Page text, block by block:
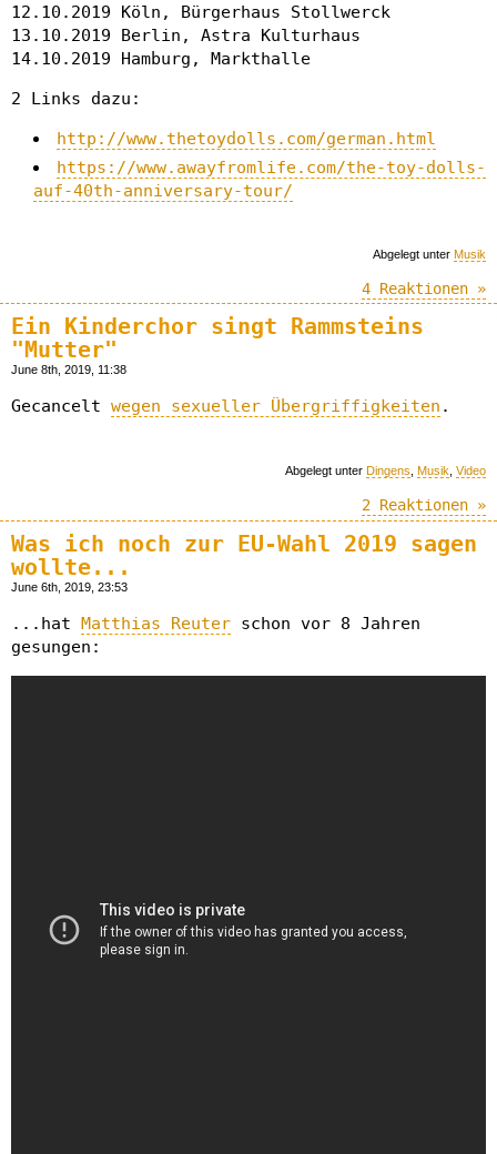
12.10.2019 Köln, Bürgerhaus Stollwerck
13.10.2019 Berlin, Astra Kulturhaus
14.10.2019 Hamburg, Markthalle
2 Links dazu:
http://www.thetoydolls.com/german.html
https://www.awayfromlife.com/the-toy-dolls-
auf-40th-anniversary-tour/
Abgelegt unter Musik
4 Reaktionen »
Ein Kinderchor singt Rammsteins
"Mutter"
June 8th, 2019, 11:38
Gecancelt wegen sexueller Übergriffigkeiten .
Abgelegt unter Dingens Musik Video
2 Reaktionen »
Was ich noch zur EU-Wahl 2019 sagen
wollte...
June 6th, 2019, 23:53
...hat Matthias Reuter schon vor 8 Jahren
gesungen: